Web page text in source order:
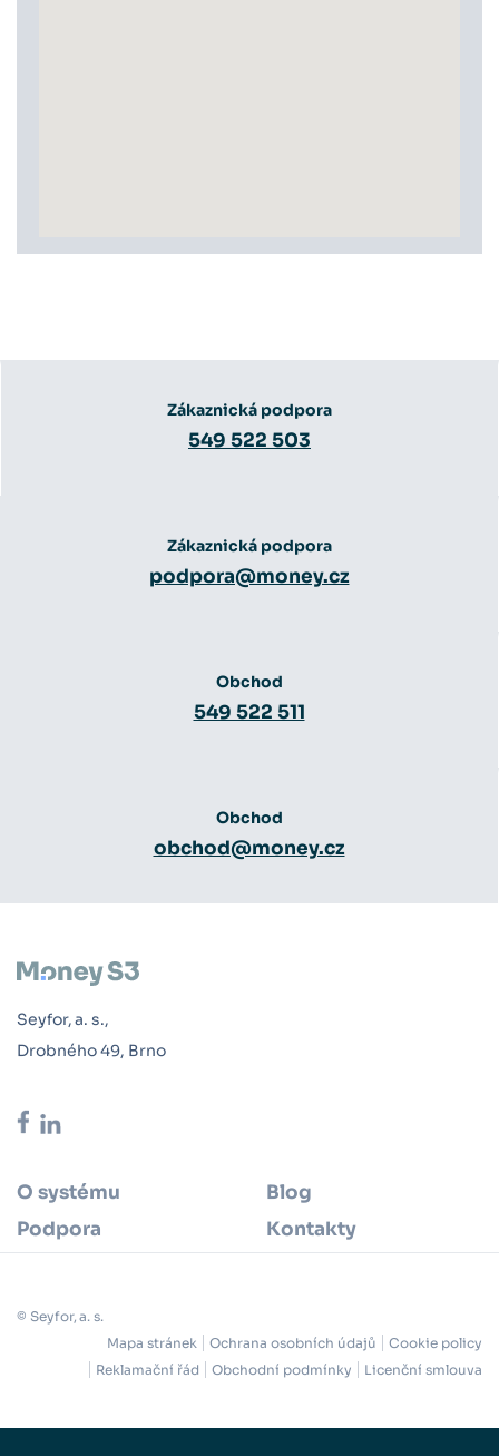
Zákaznická podpora
549 522 503
Zákaznická podpora
podpora@money.cz
Obchod
549 522 511
Obchod
obchod@money.cz
Seyfor, a. s.,
Drobného 49, Brno
O systému
Blog
Podpora
Kontakty
© Seyfor, a. s.
Mapa stránek
Ochrana osobních údajů
Cookie policy
Reklamační řád
Obchodní podmínky Licenční smlouva